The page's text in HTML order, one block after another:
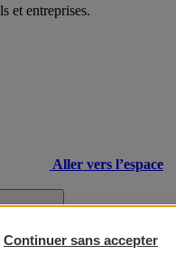
et entreprises.
Aller vers l’espace
Continuer sans accepter